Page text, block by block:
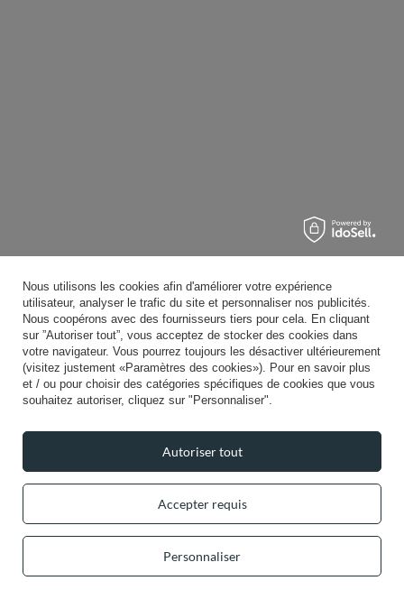
Nous utilisons les cookies afin d'améliorer votre expérience
utilisateur, analyser le trafic du site et personnaliser nos publicités.
Nous coopérons avec des fournisseurs tiers pour cela. En cliquant
sur ”Autoriser tout”, vous acceptez de stocker des cookies dans
votre navigateur. Vous pourrez toujours les désactiver ultérieurement
(visitez justement «Paramètres des cookies»). Pour en savoir plus
et / ou pour choisir des catégories spécifiques de cookies que vous
souhaitez autoriser, cliquez sur "Personnaliser".
Accepter requis
Personnaliser
Autoriser tout